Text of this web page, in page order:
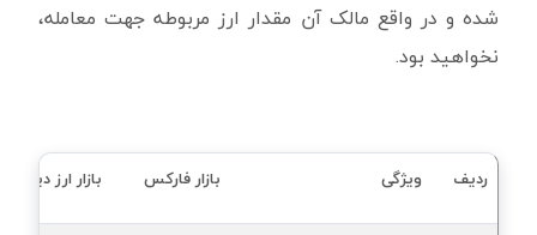
شده و در واقع مالک آن مقدار ارز مربوطه جهت معامله،
نخواهید بود.
ردیف ویژگی بازار فارکس بازار ارز